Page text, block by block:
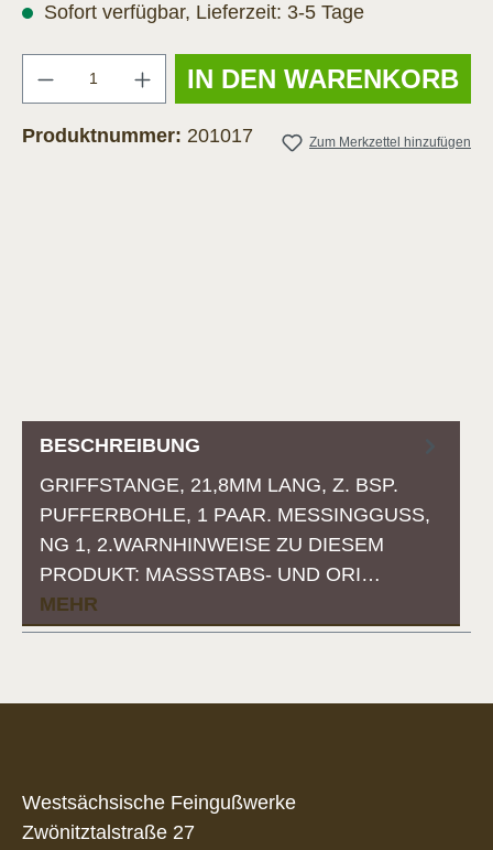
Sofort verfügbar, Lieferzeit: 3-5 Tage
Anzahl
IN DEN WARENKORB
Zum Merkzettel hinzufügen
Produktnummer: 201017
BESCHREIBUNG
GRIFFSTANGE, 21,8MM LANG, Z. BSP.
PUFFERBOHLE, 1 PAAR. MESSINGGUSS, N
G 1, 2.WARNHINWEISE ZU DIESEM P
RODUKT: MASSSTABS- UND ORI…
MEHR
Westsächsische Feingußwerke
Zwönitztalstraße 27